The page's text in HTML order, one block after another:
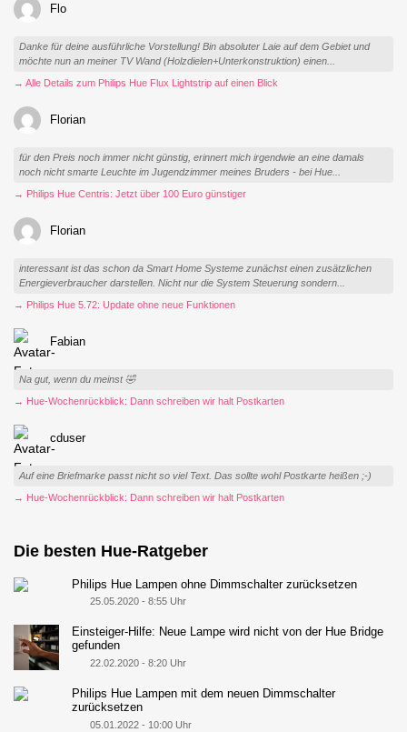
Flo
Danke für deine ausführliche Vorstellung! Bin absoluter Laie auf dem Gebiet und
möchte nun an meiner TV Wand (Holzdielen+Unterkonstruktion) einen...
→ Alle Details zum Philips Hue Flux Lightstrip auf einen Blick
Florian
für den Preis noch immer nicht günstig, erinnert mich irgendwie an eine damals
noch nicht smarte Leuchte im Jugendzimmer meines Bruders - bei Hue...
→ Philips Hue Centris: Jetzt über 100 Euro günstiger
Florian
interessant ist das schon da Smart Home Systeme zunächst einen zusätzlichen
Energieverbraucher darstellen. Nicht nur die System Steuerung sondern...
→ Philips Hue 5.72: Update ohne neue Funktionen
Fabian
Na gut, wenn du meinst 🤣
→ Hue-Wochenrückblick: Dann schreiben wir halt Postkarten
cduser
Auf eine Briefmarke passt nicht so viel Text. Das sollte wohl Postkarte heißen ;-)
→ Hue-Wochenrückblick: Dann schreiben wir halt Postkarten
Die besten Hue-Ratgeber
Philips Hue Lampen ohne Dimmschalter zurücksetzen
25.05.2020 - 8:55 Uhr
Einsteiger-Hilfe: Neue Lampe wird nicht von der Hue Bridge
gefunden
22.02.2020 - 8:20 Uhr
Philips Hue Lampen mit dem neuen Dimmschalter
zurücksetzen
05.01.2022 - 10:00 Uhr